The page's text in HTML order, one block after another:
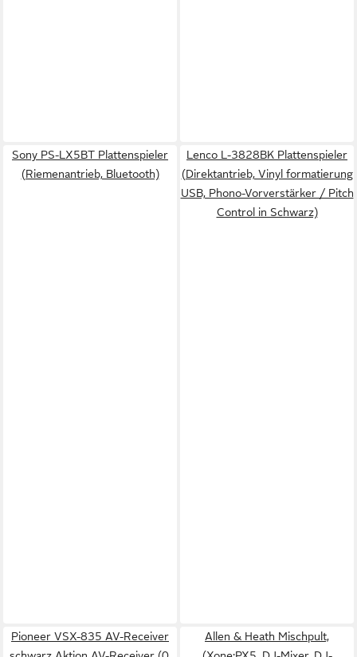
Sony PS-LX5BT Plattenspieler
(Riemenantrieb, Bluetooth)
Lenco L-3828BK Plattenspieler
(Direktantrieb, Vinyl formatierung
USB, Phono-Vorverstärker / Pitch
Control in Schwarz)
Pioneer VSX-835 AV-Receiver
Allen & Heath Mischpult,